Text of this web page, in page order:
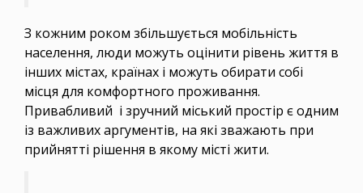
З кожним роком збільшується мобільність
населення, люди можуть оцінити рівень життя в
інших містах, країнах і можуть обирати собі
місця для комфортного проживання.
Привабливий і зручний міський простір є одним
із важливих аргументів, на які зважають при
прийнятті рішення в якому місті жити.